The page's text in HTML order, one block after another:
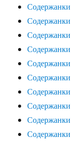
Содержанки
Содержанки